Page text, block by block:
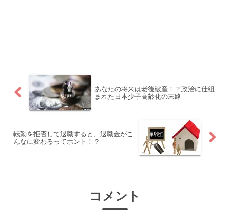
あなたの将来は老後破産！？政治に仕組
まれた日本少子高齢化の末路
転勤を拒否して退職すると、退職金がこ
んなに変わるってホント！？
コメント